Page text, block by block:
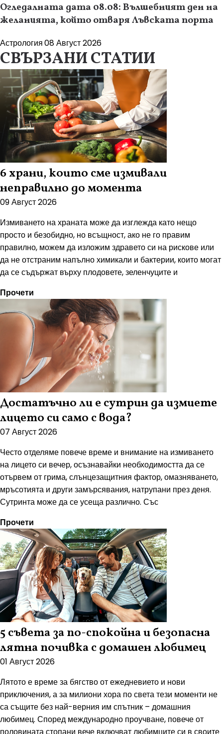
Огледалната дата 08.08: Вълшебният ден на
желанията, който отваря Лъвската порта
Астрология08 Август 2026
СВЪРЗАНИ СТАТИИ
6 храни, които сме измивали
неправилно до момента
09 Август 2026
Измиването на храната може да изглежда като нещо
просто и безобидно, но всъщност, ако не го правим
правилно, можем да изложим здравето си на рискове или
да не отстраним напълно химикали и бактерии, които могат
да се съдържат върху плодовете, зеленчуците и
Прочети
Достатъчно ли е сутрин да измиете
лицето си само с вода?
07 Август 2026
Често отделяме повече време и внимание на измиването
на лицето си вечер, осъзнавайки необходимостта да се
отървем от грима, слънцезащитния фактор, омазняването,
мръсотията и други замърсявания, натрупани през деня.
Сутринта може да се усеща различно. Със
Прочети
5 съвета за по-спокойна и безопасна
лятна почивка с домашен любимец
01 Август 2026
Лятото е време за бягство от ежедневието и нови
приключения, а за милиони хора по света тези моменти не
са същите без най-верния им спътник – домашния
любимец. Според международно проучване, повече от
половината стопани вече включват любимците си в своите